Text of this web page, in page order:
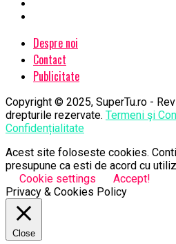
Despre noi
Contact
Publicitate
Copyright © 2025, SuperTu.ro -
drepturile rezervate. Termeni şi
Confidențialitate
Acest site foloseste cookies.
presupune ca esti de acord cu
Cookie settings
Accept!
Privacy & Cookies Policy
Close